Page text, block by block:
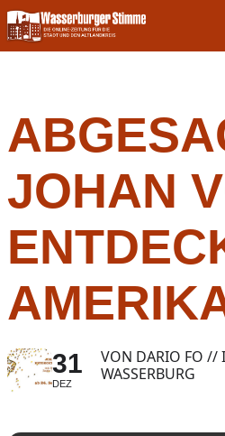
Skip
to
content
JOHAN
31
DEZ
VON DARIO FO //
WASSERBURG